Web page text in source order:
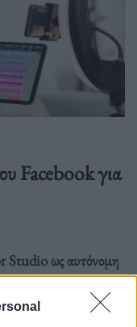
Facebook για
Studio ως αυτόνομη